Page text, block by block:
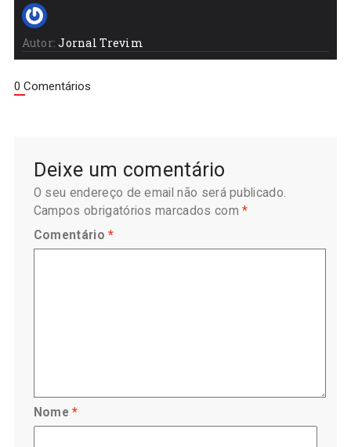
Autor: Jornal Trevim
0 Comentários
Deixe um comentário
O seu endereço de email não será publicado.
Campos obrigatórios marcados com*
Comentário*
Nome*